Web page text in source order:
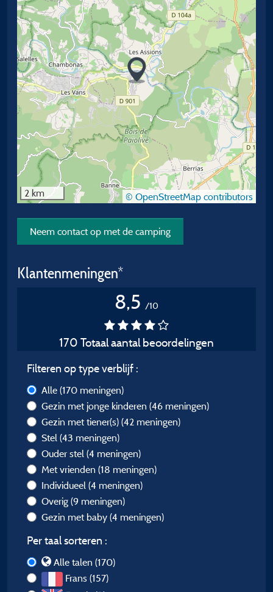
2 km © OpenStreetMap contributors
Neem contact op met de camping
Klantenmeningen*
8,5 /10
170 Totaal aantal beoordelingen
Filteren op type verblijf :
Alle (170 meningen)
Gezin met jonge kinderen (46 meningen)
Gezin met tiener(s) (42 meningen)
Stel (43 meningen)
Ouder stel (4 meningen)
Met vrienden (18 meningen)
Individueel (4 meningen)
Overig (9 meningen)
Gezin met baby (4 meningen)
Per taal sorteren :
Alle talen (170)
Frans (157)